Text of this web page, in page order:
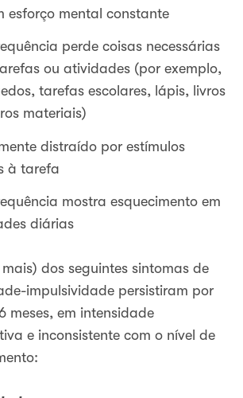
esforço mental constante
perde coisas necessárias
ou atividades (por exemplo,
tarefas escolares, lápis, livros
materiais)
distraído por estímulos
à tarefa
mostra esquecimento em
diárias
mais) dos seguintes sintomas de
impulsividade persistiram por
meses, em intensidade
e inconsistente com o nível de